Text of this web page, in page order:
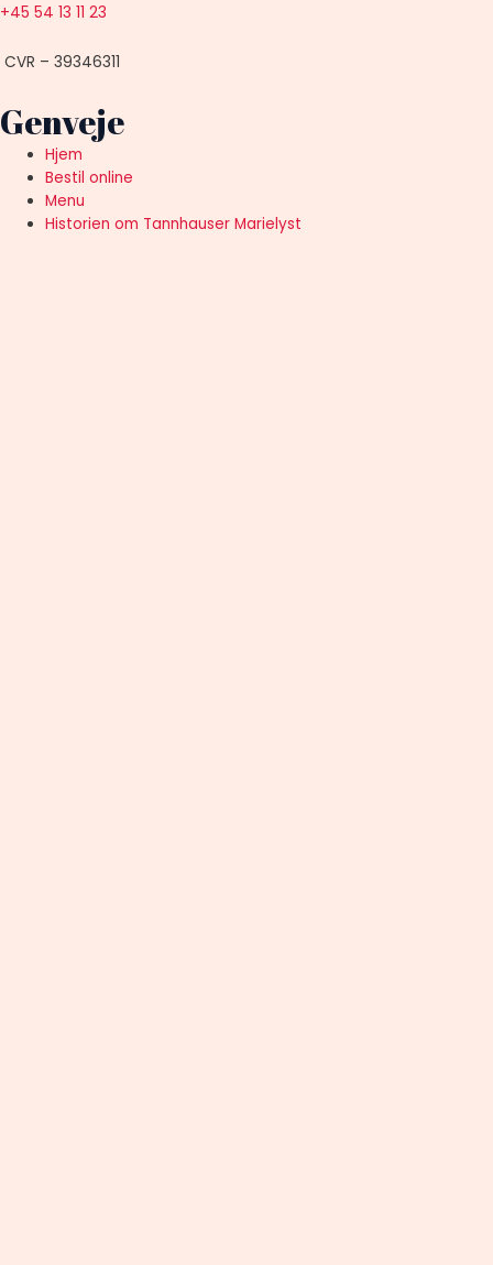
+45 54 13 11 23
CVR – 39346311
Genveje
Hjem
Bestil online
Menu
Historien om Tannhauser Marielyst